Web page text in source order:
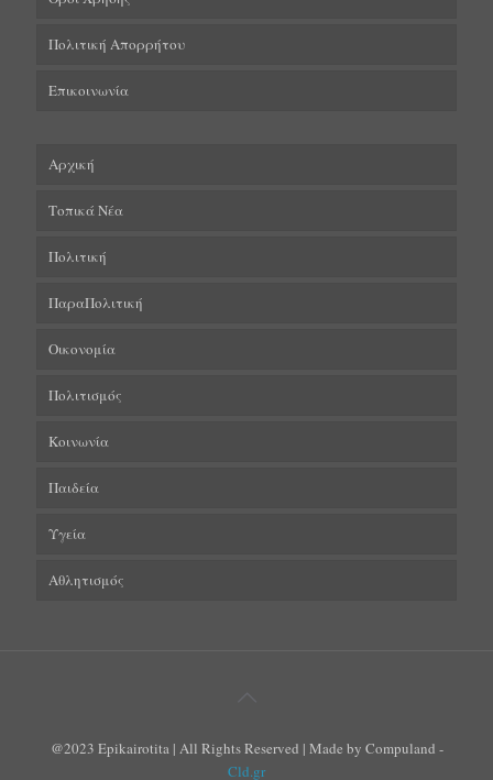
Πολιτική Απορρήτου
Επικοινωνία
Αρχική
Τοπικά Νέα
Πολιτική
ΠαραΠολιτική
Οικονομία
Πολιτισμός
Κοινωνία
Παιδεία
Υγεία
Αθλητισμός
@2023 Epikairotita | All Rights Reserved | Made by Compuland -
Cld.gr